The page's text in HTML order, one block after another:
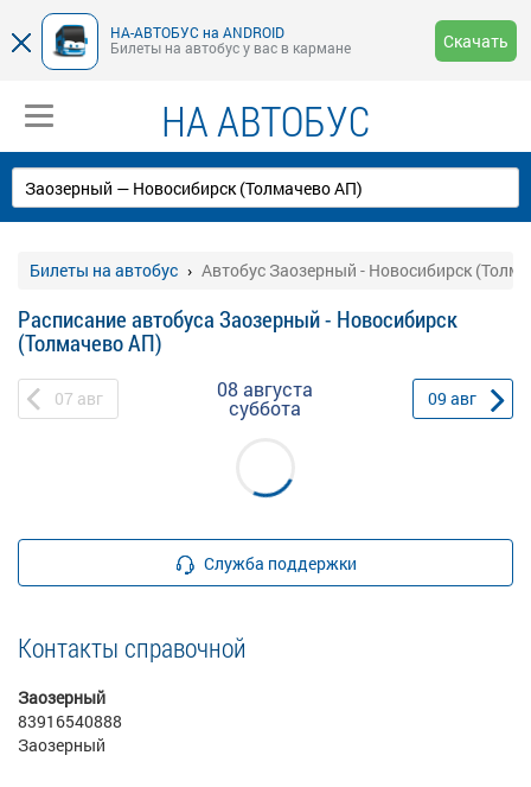
НА-АВТОБУС на ANDROID
Билеты на автобус у вас в кармане
Скачать
НА АВТОБУС
Билеты на автобус Автобус Заозерный - Новосибирск
Расписание автобуса Заозерный - Новосибирск
(Толмачево АП)
07 авг 08 августа
суббота 09 авг
Служба поддержки
Контакты справочной
Заозерный
83916540888
Заозерный